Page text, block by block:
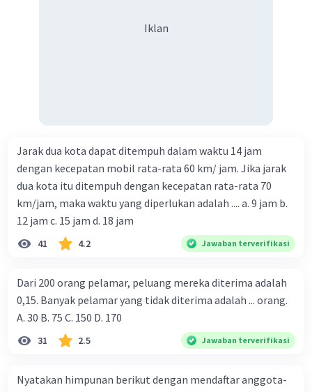
Iklan
Jarak dua kota dapat ditempuh dalam waktu 14 jam
dengan kecepatan mobil rata-rata 60 km/ jam. Jika jarak
dua kota itu ditempuh dengan kecepatan rata-rata 70
km/jam, maka waktu yang diperlukan adalah .... a. 9 jam b.
12 jam c. 15 jam d. 18 jam
41 4.2 Jawaban terverifikasi
Dari 200 orang pelamar, peluang mereka diterima adalah
0,15. Banyak pelamar yang tidak diterima adalah ... orang.
A. 30 B. 75 C. 150 D. 170
31 2.5 Jawaban terverifikasi
Nyatakan himpunan berikut dengan mendaftar anggota-